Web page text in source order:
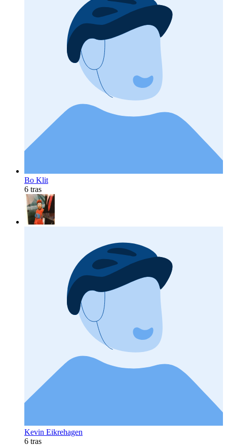
Bo Klit
6 tras
Kevin Eikrehagen
6 tras